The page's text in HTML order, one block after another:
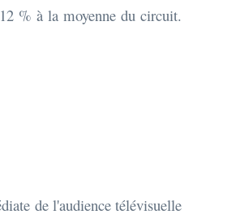
% à la moyenne du circuit.
de l'audience télévisuelle